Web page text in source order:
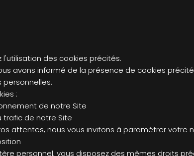
des cookies précités.
avons informé de la présence de cookies
:
de notre Site
trafic de notre Site
attentes, nous vous invitons à paramétrer
personnel, vous disposez des mêmes droits